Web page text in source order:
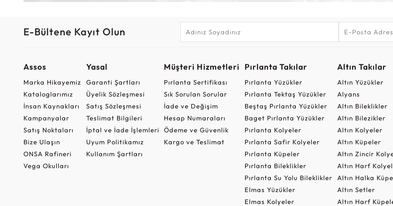
E-Bültene Kayıt Olun
Assos
Marka Hikayemiz
Kataloglarımız
İnsan Kaynakları
Kampanyalar
Satış Noktaları
Bize Ulaşın
ONSA Rafineri
Vega Okulları
Yasal
Garanti Şartları
Üyelik Sözleşmesi
Satış Sözleşmesi
Teslimat Bilgileri
İptal ve İade İşlemleri
Uyum Politikamız
Kullanım Şartları
Müşteri Hizmetleri
Pırlanta Sertifikası
Sık Sorulan Sorular
İade ve Değişim
Hesap Numaraları
Ödeme ve Güvenlik
Kargo ve Teslimat
Pırlanta Takılar
Pırlanta Yüzükler
Pırlanta Tektaş Yüzükler
Beştaş Pırlanta Yüzükler
Baget Pırlanta Yüzükler
Pırlanta Kolyeler
Pırlanta Safir Kolyeler
Pırlanta Küpeler
Pırlanta Bileklikler
Pırlanta Su Yolu Bileklikler
Elmas Yüzükler
Elmas Kolyeler
Altın Takılar
Altın Yüzükler
Alyans
Altın Bileklikler
Altın Bilezikler
Altın Kolyeler
Altın Küpeler
Altın Zincir
Altın Harf
Altın Halka
Altın Setler
Altın Harf